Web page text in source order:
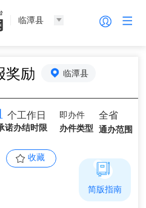
临潭县
奖励 临潭县
个工作日
诺办结时限
即办件
办件类型
全省
通办范围
收藏
简版指南